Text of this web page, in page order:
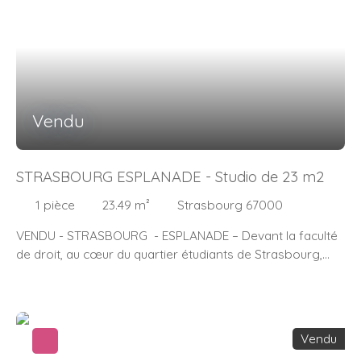
Vendu
STRASBOURG ESPLANADE - Studio de 23 m2
1 pièce 23.49 m²
Strasbourg 67000
VENDU - STRASBOURG - ESPLANADE – Devant la faculté
de droit, au cœur du quartier étudiants de Strasbourg,
à prévoir - Tram arrêt « ESPLANADE » devant la
copropriété , 1 cave. A visiter sans tarder – Pour plus de
renseignements, contactez-moi Isabelle ETIENNE – Agent
Vendu